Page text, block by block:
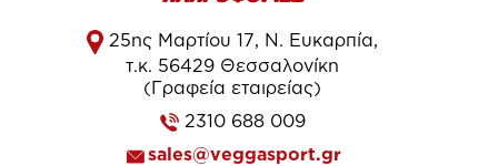
25ης Μαρτίου 17, Ν. Ευκαρπία,
τ.κ. 56429 Θεσσαλονίκη
(Γραφεία εταιρείας)
2310 688 009
sales@veggasport.gr